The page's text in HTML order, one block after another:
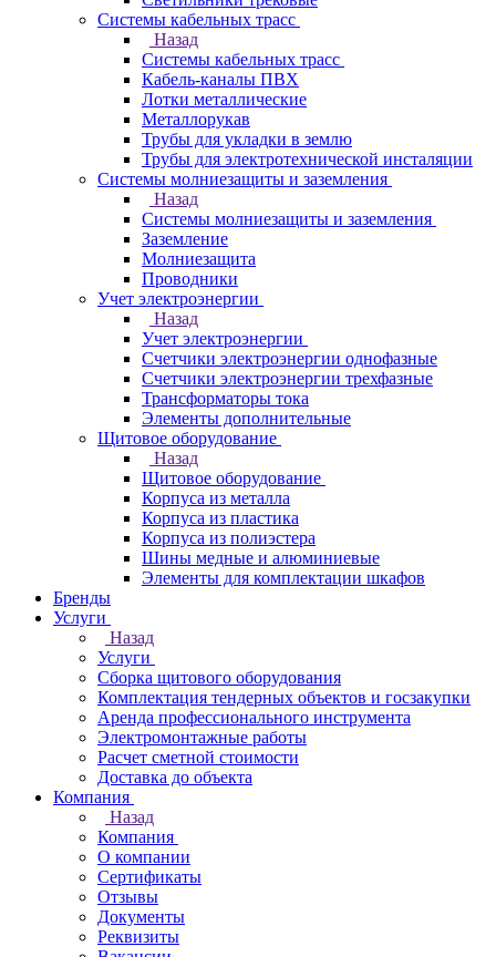
Системы кабельных трасс
Назад
Системы кабельных трасс
Кабель-каналы ПВХ
Лотки металлические
Металлорукав
Трубы для укладки в землю
Трубы для электротехнической инсталяции
Системы молниезащиты и заземления
Назад
Системы молниезащиты и заземления
Заземление
Молниезащита
Проводники
Учет электроэнергии
Назад
Учет электроэнергии
Счетчики электроэнергии однофазные
Счетчики электроэнергии трехфазные
Трансформаторы тока
Элементы дополнительные
Щитовое оборудование
Назад
Щитовое оборудование
Корпуса из металла
Корпуса из пластика
Корпуса из полиэстера
Шины медные и алюминиевые
Элементы для комплектации шкафов
Бренды
Услуги
Назад
Услуги
Сборка щитового оборудования
Комплектация тендерных объектов и госзакупки
Аренда профессионального инструмента
Электромонтажные работы
Расчет сметной стоимости
Доставка до объекта
Компания
Назад
Компания
О компании
Сертификаты
Отзывы
Документы
Реквизиты